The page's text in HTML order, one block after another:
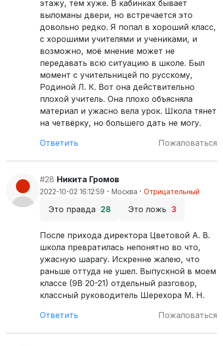
этажу, тем хуже. В кабинках бывает
выломаны двери, но встречается это
довольно редко. Я попал в хороший класс,
с хорошими учителями и учениками, и
возможно, моё мнение может не
передавать всю ситуацию в школе. Был
момент с учительницей по русскому,
Родиной Л. К. Вот она действительно
плохой учитель. Она плохо объясняла
материал и ужасно вела урок. Школа тянет
на четвёрку, но большего дать не могу.
Ответить
Пожаловаться
#28 Никита Громов
2022-10-02 16:12:59 · Москва · Отрицательный
Это правда 28 Это ложь 3
После прихода директора Цветовой А. В.
школа превратилась непонятно во что,
ужасную шарагу. Искренне жалею, что
раньше оттуда не ушел. Выпускной в моем
классе (9В 20-21) отдельный разговор,
классный руководитель Шерехора М. Н.
Ответить
Пожаловаться